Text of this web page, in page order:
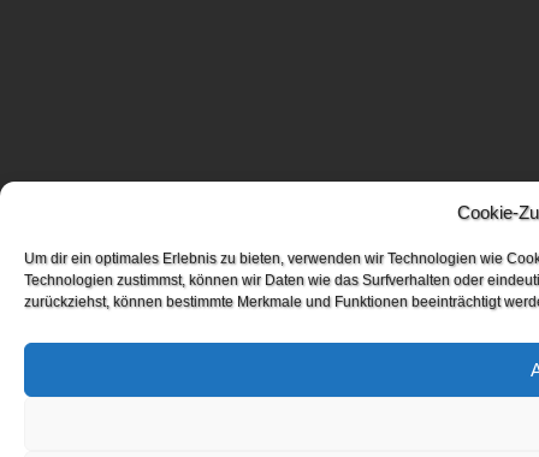
Cookie-
Um dir ein optimales Erlebnis zu bieten, verwenden wir Technologien wie
Technologien zustimmst, können wir Daten wie das Surfverhalten oder
zurückziehst, können bestimmte Merkmale und Funktionen beeinträchtigt